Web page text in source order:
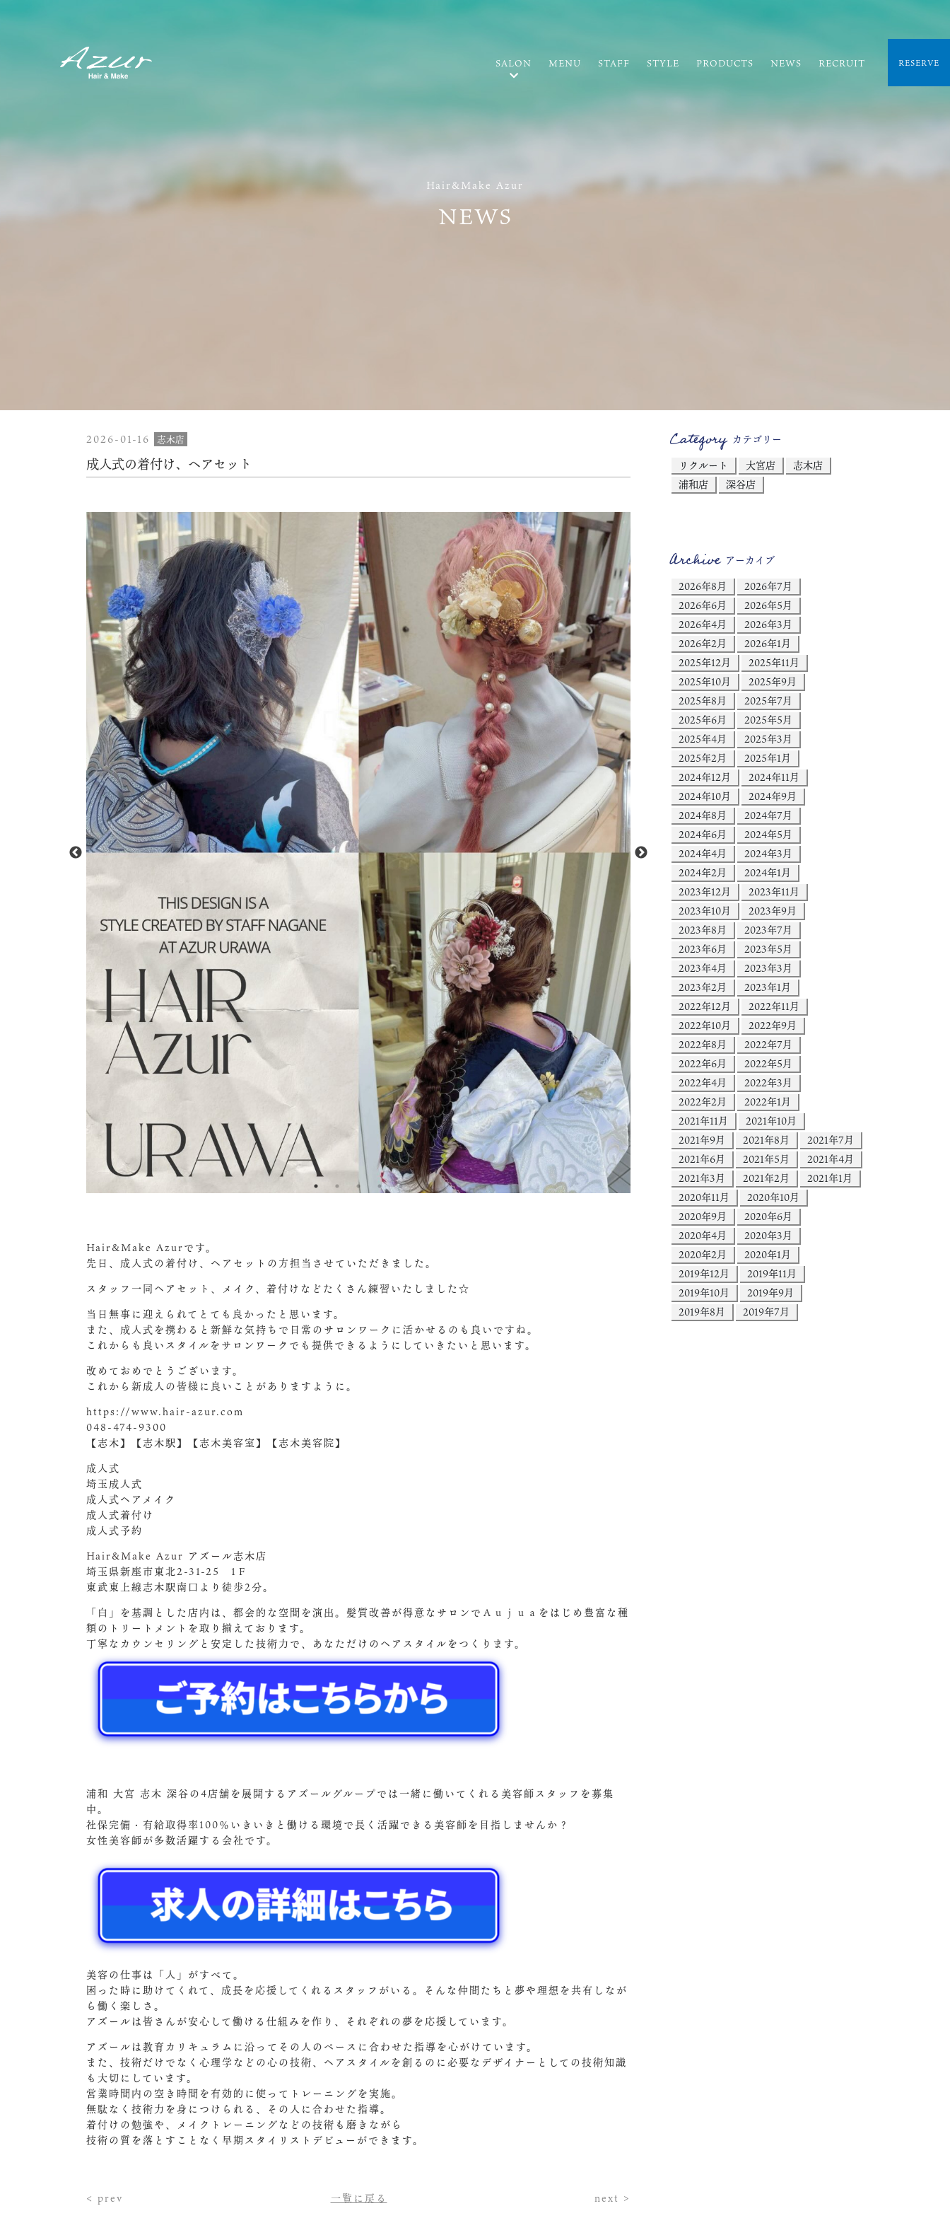
Hair&Make Azur
NEWS
SALON MENU STAFF STYLE PRODUCTS NEWS RECRUIT RESERVE
2026-01-16 志木店
成人式の着付け、ヘアセット
Hair&Make Azurです。
先日、成人式の着付け、ヘアセットの方担当させていただきました。
スタッフ一同ヘアセット、メイク、着付けなどたくさん練習いたしました☆
当日無事に迎えられてとても良かったと思います。
また、成人式を携わると新鮮な気持ちで日常のサロンワークに活かせるのも良いですね。
これからも良いスタイルをサロンワークでも提供できるようにしていきたいと思います。
改めておめでとうございます。
これから新成人の皆様に良いことがありますように。
https://www.hair-azur.com
048-474-9300
【志木】【志木駅】【志木美容室】【志木美容院】
成人式
埼玉成人式
成人式ヘアメイク
成人式着付け
成人式予約
Hair&Make Azur アズール志木店
埼玉県新座市東北2-31-25 1Ｆ
東武東上線志木駅南口より徒歩2分。
「白」を基調とした店内は、都会的な空間を演出。髪質改善が得意なサロンでＡｕｊｕａをはじめ豊富な種
類のトリートメントを取り揃えております。
丁寧なカウンセリングと安定した技術力で、あなただけのヘアスタイルをつくります。
浦和 大宮 志木 深谷の4店舗を展開するアズールグループでは一緒に働いてくれる美容師スタッフを募集
中。
社保完備・有給取得率100％いきいきと働ける環境で長く活躍できる美容師を目指しませんか？
女性美容師が多数活躍する会社です。
美容の仕事は「人」がすべて。
困った時に助けてくれて、成長を応援してくれるスタッフがいる。そんな仲間たちと夢や理想を共有しなが
ら働く楽しさ。
アズールは皆さんが安心して働ける仕組みを作り、それぞれの夢を応援しています。
アズールは教育カリキュラムに沿ってその人のペースに合わせた指導を心がけています。
また、技術だけでなく心理学などの心の技術、ヘアスタイルを創るのに必要なデザイナーとしての技術知識
も大切にしています。
営業時間内の空き時間を有効的に使ってトレーニングを実施。
無駄なく技術力を身につけられる、その人に合わせた指導。
着付けの勉強や、メイクトレーニングなどの技術も磨きながら
技術の質を落とすことなく早期スタイリストデビューができます。
< prev 一覧に戻る next >
Categoryカテゴリー
リクルート
大宮店
志木店
浦和店
深谷店
Archiveアーカイブ
2026年8月
2026年7月
2026年6月
2026年5月
2026年4月
2026年3月
2026年2月
2026年1月
2025年12月
2025年11月
2025年10月
2025年9月
2025年8月
2025年7月
2025年6月
2025年5月
2025年4月
2025年3月
2025年2月
2025年1月
2024年12月
2024年11月
2024年10月
2024年9月
2024年8月
2024年7月
2024年6月
2024年5月
2024年4月
2024年3月
2024年2月
2024年1月
2023年12月
2023年11月
2023年10月
2023年9月
2023年8月
2023年7月
2023年6月
2023年5月
2023年4月
2023年3月
2023年2月
2023年1月
2022年12月
2022年11月
2022年10月
2022年9月
2022年8月
2022年7月
2022年6月
2022年5月
2022年4月
2022年3月
2022年2月
2022年1月
2021年11月
2021年10月
2021年9月
2021年8月
2021年7月
2021年6月
2021年5月
2021年4月
2021年3月
2021年2月
2021年1月
2020年11月
2020年10月
2020年9月
2020年6月
2020年4月
2020年3月
2020年2月
2020年1月
2019年12月
2019年11月
2019年10月
2019年9月
2019年8月
2019年7月